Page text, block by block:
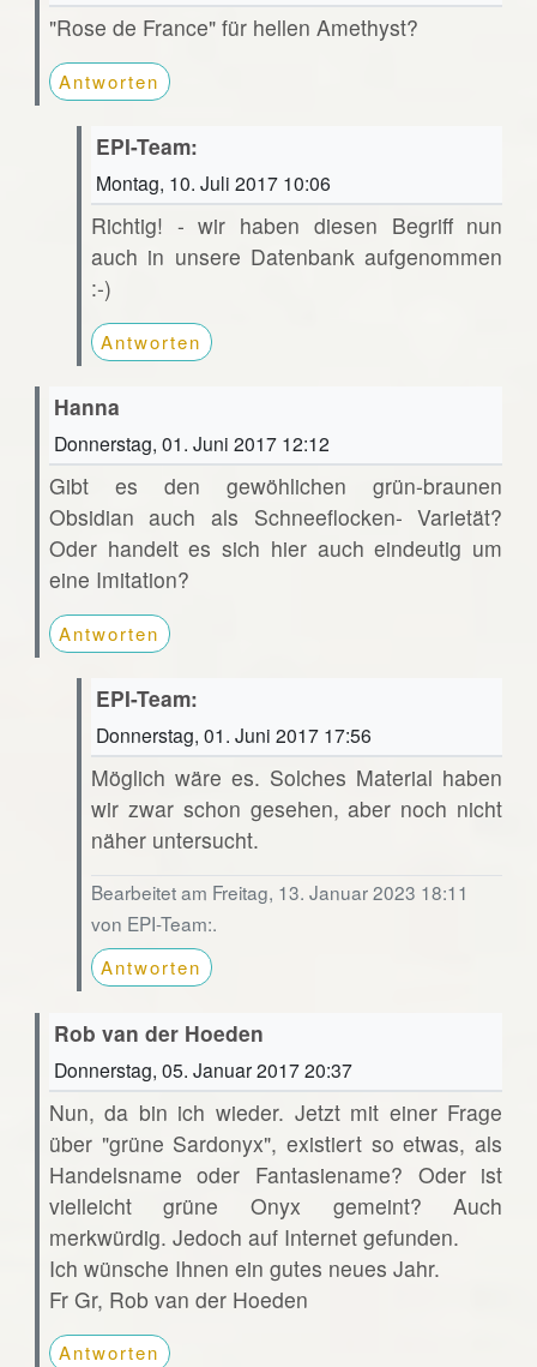
"Rose de France" für hellen Amethyst?
Antworten
EPI-Team:
Montag, 10. Juli 2017 10:06
Richtig! - wir haben diesen Begriff nun
auch in unsere Datenbank aufgenommen
:-)
Antworten
Hanna
Donnerstag, 01. Juni 2017 12:12
Gibt es den gewöhlichen grün-braunen
Obsidian auch als Schneeflocken- Varietät?
Oder handelt es sich hier auch eindeutig um
eine Imitation?
Antworten
EPI-Team:
Donnerstag, 01. Juni 2017 17:56
Möglich wäre es. Solches Material haben
wir zwar schon gesehen, aber noch nicht
näher untersucht.
Bearbeitet am Freitag, 13. Januar 2023 18:11
von EPI-Team:.
Antworten
Rob van der Hoeden
Donnerstag, 05. Januar 2017 20:37
Nun, da bin ich wieder. Jetzt mit einer Frage
über "grüne Sardonyx", existiert so etwas, als
Handelsname oder Fantasiename? Oder ist
vielleicht grüne Onyx gemeint? Auch
merkwürdig. Jedoch auf Internet gefunden.
Ich wünsche Ihnen ein gutes neues Jahr.
Fr Gr, Rob van der Hoeden
Antworten